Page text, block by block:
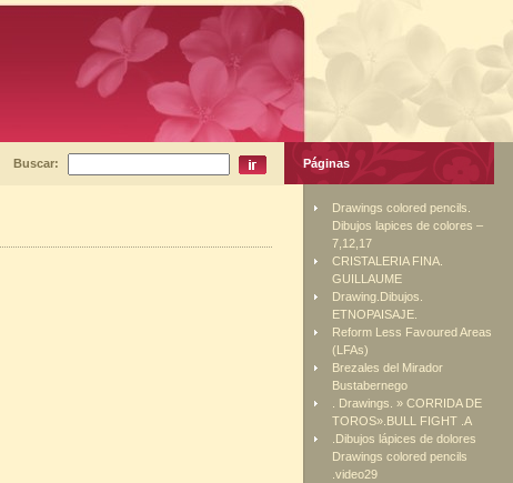
Buscar: Páginas
Drawings colored pencils.
Dibujos lapices de colores –
7,12,17
CRISTALERIA FINA.
GUILLAUME
Drawing.Dibujos.
ETNOPAISAJE.
Reform Less Favoured Areas
(LFAs)
Brezales del Mirador
Bustabernego
. Drawings. » CORRIDA DE
TOROS».BULL FIGHT .A
.Dibujos lápices de dolores
Drawings colored pencils
.video29